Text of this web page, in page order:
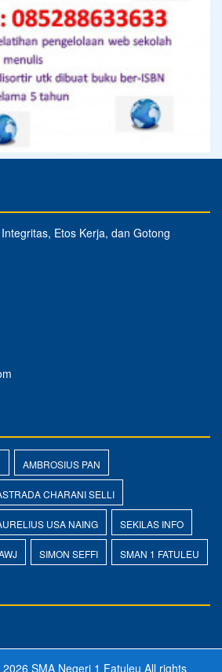
Etos Kerja, dan Gotong
AMBROSIUS PAN
CHARANI SELLI
USA NAING SEKILAS INFO
SIMON SEFFI SMAN 1 FATULEU
SMA Negeri 1 Fatuleu All rights